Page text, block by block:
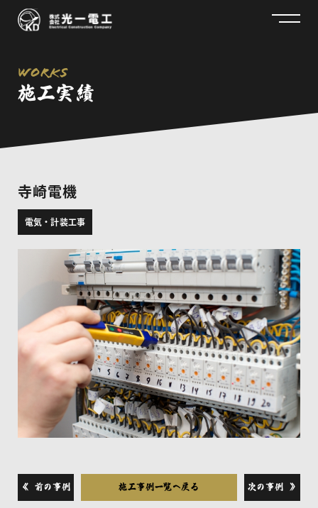
works
施工実績
寺崎電機
電気・計装工事
≪ 前の事例 施工事例一覧へ戻る 次の事例 ≫